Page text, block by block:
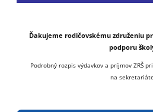
Ďakujeme rodičovskému združeniu
podporu
Podrobný rozpis výdavkov a príjmov ZRŠ
na